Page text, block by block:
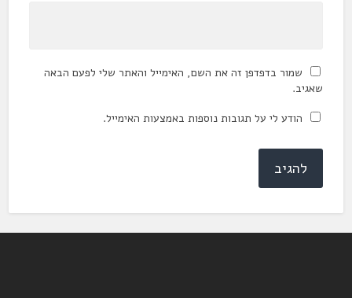
שמור בדפדפן זה את השם, האימייל והאתר שלי לפעם הבאה
שאגיב.
הודע לי על תגובות נוספות באמצעות האימייל.